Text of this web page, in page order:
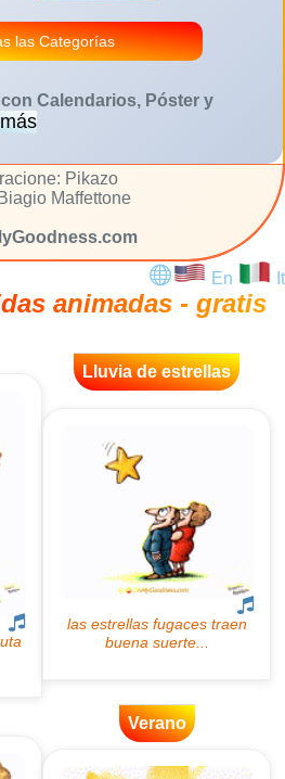
las Categorías
Calendarios, Póster y
Pikazo
Maffettone
En It
animadas - gratis
Lluvia de estrellas
Verano